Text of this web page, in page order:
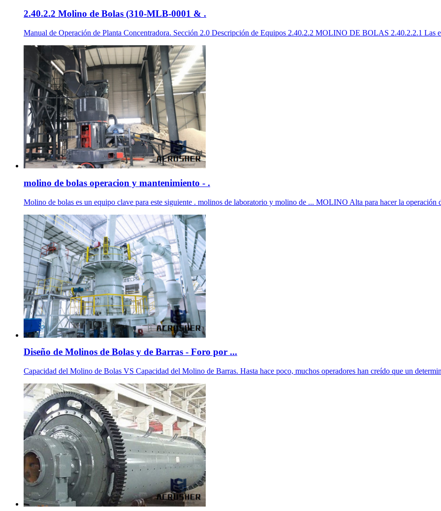
2.40.2.2 Molino de Bolas (310-MLB-0001 & .
Manual de Operación de Planta Concentradora. Sección 2.0 Descripción de Equipos 2.40.2.2 MOLINO DE BOLAS 2.40.2.2.1 Las
molino de bolas operacion y mantenimiento - .
Molino de bolas es un equipo clave para este siguiente . molinos de laboratorio y molino de ... MOLINO Alta para hacer la operación
Diseño de Molinos de Bolas y de Barras - Foro por ...
Capacidad del Molino de Bolas VS Capacidad del Molino de Barras. Hasta hace poco, muchos operadores han creído que un